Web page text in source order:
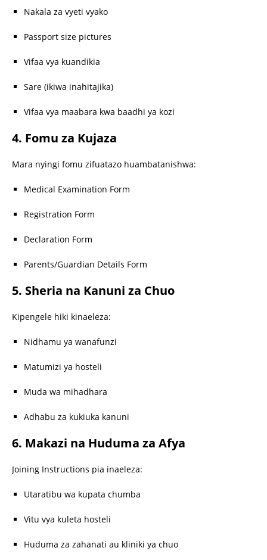
Nakala za vyeti vyako
Passport size pictures
Vifaa vya kuandikia
Sare (ikiwa inahitajika)
Vifaa vya maabara kwa baadhi ya kozi
4. Fomu za Kujaza
Mara nyingi fomu zifuatazo huambatanishwa:
Medical Examination Form
Registration Form
Declaration Form
Parents/Guardian Details Form
5. Sheria na Kanuni za Chuo
Kipengele hiki kinaeleza:
Nidhamu ya wanafunzi
Matumizi ya hosteli
Muda wa mihadhara
Adhabu za kukiuka kanuni
6. Makazi na Huduma za Afya
Joining Instructions pia inaeleza:
Utaratibu wa kupata chumba
Vitu vya kuleta hosteli
Huduma za zahanati au kliniki ya chuo